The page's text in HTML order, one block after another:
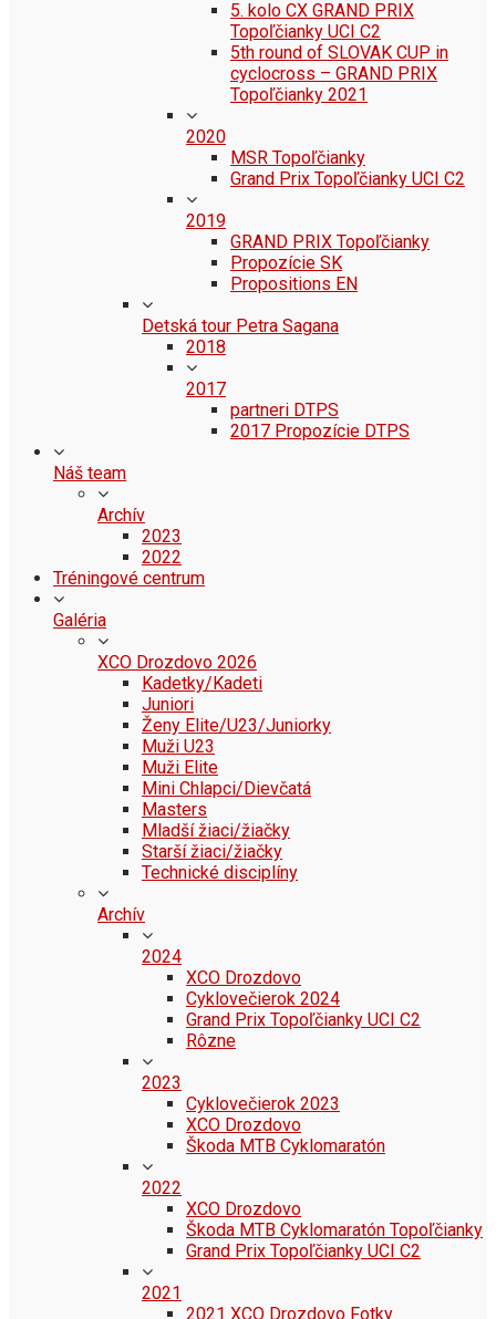
5. kolo CX GRAND PRIX
Topoľčianky UCI C2
5th round of SLOVAK CUP in
cyclocross – GRAND PRIX
Topoľčianky 2021
2020
MSR Topoľčianky
Grand Prix Topoľčianky UCI C2
2019
GRAND PRIX Topoľčianky
Propozície SK
Propositions EN
Detská tour Petra Sagana
2018
2017
partneri DTPS
2017 Propozície DTPS
Náš team
Archív
2023
2022
Tréningové centrum
Galéria
XCO Drozdovo 2026
Kadetky/Kadeti
Juniori
Ženy Elite/U23/Juniorky
Muži U23
Muži Elite
Mini Chlapci/Dievčatá
Masters
Mladší žiaci/žiačky
Starší žiaci/žiačky
Technické disciplíny
Archív
2024
XCO Drozdovo
Cyklovečierok 2024
Grand Prix Topoľčianky UCI C2
Rôzne
2023
Cyklovečierok 2023
XCO Drozdovo
Škoda MTB Cyklomaratón
2022
XCO Drozdovo
Škoda MTB Cyklomaratón Topoľčianky
Grand Prix Topoľčianky UCI C2
2021
2021 XCO Drozdovo Fotky